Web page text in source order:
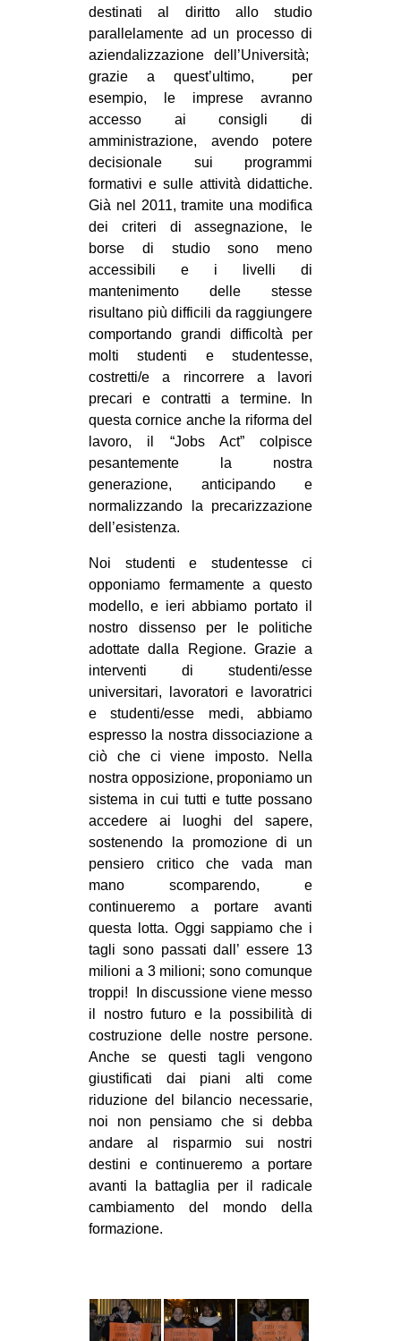
CULTURE
ARTE
CINEMA
MANIFESTI
MUSICA
RECENSIONI
INTERNAZIONALE
AFRICA
AMERICHE
EUROPA
MEDIO ORIENTE
MONDO
EVENTI
Fb
bsky
ms
SEARCH
destinati al diritto allo studio
parallelamente ad un processo di
aziendalizzazione dell’Università;
grazie a quest’ultimo, per
esempio, le imprese avranno
accesso ai consigli di
amministrazione, avendo potere
decisionale sui programmi
formativi e sulle attività didattiche.
Già nel 2011, tramite una modifica
dei criteri di assegnazione, le
borse di studio sono meno
accessibili e i livelli di
mantenimento delle stesse
risultano più difficili da raggiungere
comportando grandi difficoltà per
molti studenti e studentesse,
costretti/e a rincorrere a lavori
precari e contratti a termine. In
questa cornice anche la riforma del
lavoro, il “Jobs Act” colpisce
pesantemente la nostra
generazione, anticipando e
normalizzando la precarizzazione
dell’esistenza.
Noi studenti e studentesse ci
opponiamo fermamente a questo
modello, e ieri abbiamo portato il
nostro dissenso per le politiche
adottate dalla Regione. Grazie a
interventi di studenti/esse
universitari, lavoratori e lavoratrici
e studenti/esse medi, abbiamo
espresso la nostra dissociazione a
ciò che ci viene imposto. Nella
nostra opposizione, proponiamo un
sistema in cui tutti e tutte possano
accedere ai luoghi del sapere,
sostenendo la promozione di un
pensiero critico che vada man
mano scomparendo, e
continueremo a portare avanti
questa lotta. Oggi sappiamo che i
tagli sono passati dall’ essere 13
milioni a 3 milioni; sono comunque
troppi! In discussione viene messo
il nostro futuro e la possibilità di
costruzione delle nostre persone.
Anche se questi tagli vengono
giustificati dai piani alti come
riduzione del bilancio necessarie,
noi non pensiamo che si debba
andare al risparmio sui nostri
destini e continueremo a portare
avanti la battaglia per il radicale
cambiamento del mondo della
formazione.